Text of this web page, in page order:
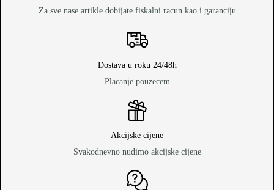
Za sve nase artikle dobijate fiskalni racun kao i garanciju
Dostava u roku 24/48h
Placanje pouzecem
Akcijske cijene
Svakodnevno nudimo akcijske cijene